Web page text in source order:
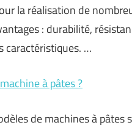
la réalisation de
: durabilité,
caractéristiques. …
à pâtes ?
de machines à